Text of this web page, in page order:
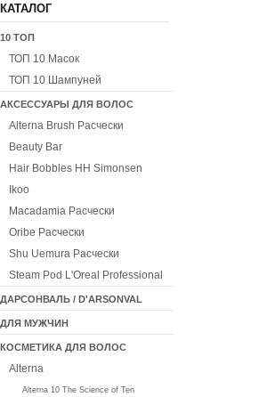
КАТАЛОГ
10 ТОП
ТОП 10 Масок
ТОП 10 Шампуней
АКСЕССУАРЫ ДЛЯ ВОЛОС
Alterna Brush Расчески
Beauty Bar
Hair Bobbles HH Simonsen
Ikoo
Macadamia Расчески
Oribe Расчески
Shu Uemura Расчески
Steam Pod L'Oreal Professional
ДАРСОНВАЛЬ / D'ARSONVAL
ДЛЯ МУЖЧИН
КОСМЕТИКА ДЛЯ ВОЛОС
Alterna
Alterna 10 The Science of Ten